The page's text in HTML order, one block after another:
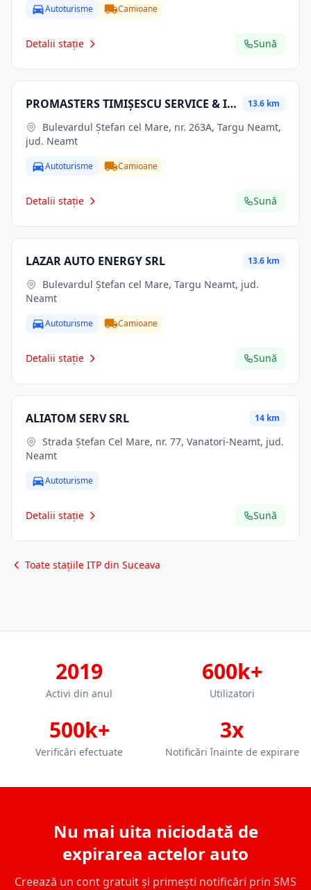
Autoturisme Camioane
Detalii stație Sună
PROMASTERS TIMIȘESCU SERVICE & ITP SRL 13.6 km
jud. Neamt
Autoturisme Camioane
Detalii stație Sună
LAZAR AUTO ENERGY SRL 13.6 km
Neamt
Autoturisme Camioane
Detalii stație Sună
ALIATOM SERV SRL 14 km
Neamt
Autoturisme
Detalii stație Sună
Toate stațiile ITP din Suceava
2019
Activi din anul
600k+
Utilizatori
500k+
Verificări efectuate
3x
Notificări înainte de expirare
Nu mai uita niciodată de
expirarea actelor auto
Creează un cont gratuit și primești notificări prin SMS